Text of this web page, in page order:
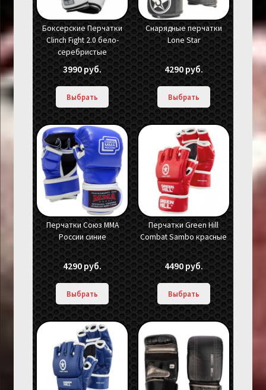
Боксерские Перчатки
Clinch Fight 2.0 бело-
серебристые
3990 руб.
Выбрать
Снарядные перчатки
Lone Star
4290 руб.
Выбрать
Перчатки Союз ММА
России синие
4290 руб.
Выбрать
Перчатки Green Hill
Combat Sambo красные
4490 руб.
Выбрать